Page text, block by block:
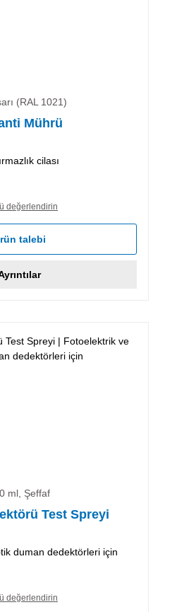
(RAL 1021)
Mührü
cilası
değerlendirin
talebi
ml, Şeffaf
Test Spreyi
duman dedektörleri için
değerlendirin